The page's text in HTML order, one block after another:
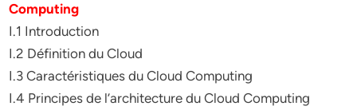
Computing
I.1 Introduction
I.2 Définition du Cloud
I.3 Caractéristiques du Cloud Computing
I.4 Principes de l’architecture du Cloud Computing